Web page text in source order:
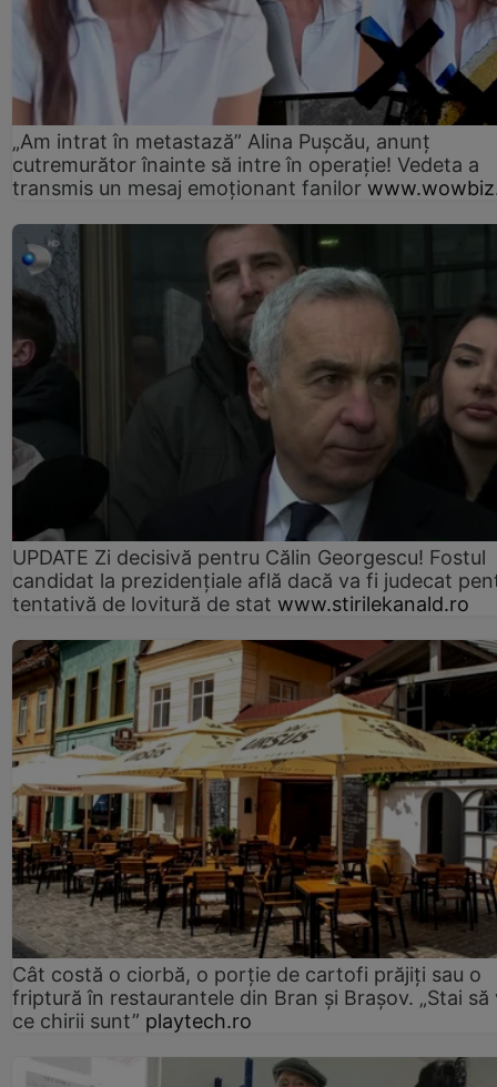
„Am intrat în metastază” Alina Pușcău, anunț
cutremurător înainte să intre în operație! Vedeta a
transmis un mesaj emoționant fanilor
UPDATE Zi decisivă pentru Călin Georgescu! Fostul
candidat la prezidențiale află dacă va fi judecat
tentativă de lovitură de stat www.stirilekanald.ro
Cât costă o ciorbă, o porţie de cartofi prăjiţi sau o
friptură în restaurantele din Bran şi Braşov. „Stai să
ce chirii sunt” playtech.ro